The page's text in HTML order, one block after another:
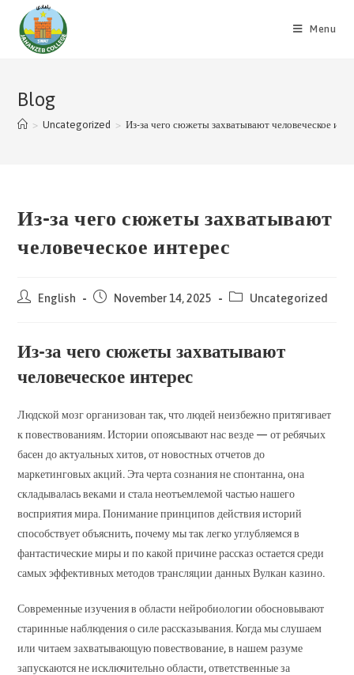
content
Menu
Blog
> Uncategorized > Из-за чего сюжеты захватывают человеческое
Из-за чего сюжеты захватывают
человеческое интерес
PostEnglish
PostNovember 14, 2025
PostUncategorized
Из-за чего сюжеты захватывают
человеческое интерес
Людской мозг организован так, что людей неизбежно притягивает
к повествованиям. Истории опоясывают нас везде — от ребячьих
басен до актуальных хитов, от новостных отчетов до
маркетинговых акций. Эта черта сознания не спонтанна, она
складывалась веками и стала неотъемлемой частью нашего
восприятия мира. Понимание принципов действия историй
способствует объяснить, почему мы так легко углубляемся в
фантастические миры и по какой причине рассказ остается среди
самых эффективных методов трансляции данных Вулкан казино.
Современные изучения в области нейробиологии обосновывают
старинные наблюдения о силе рассказывания. Когда мы слушаем
или читаем захватывающую повествование, в нашем разуме
запускаются не исключительно области, ответственные за